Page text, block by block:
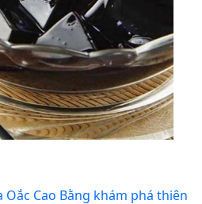
Cao Bằng khám phá thiên